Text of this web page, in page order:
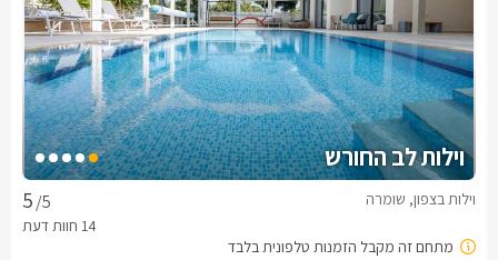
וילות לב החורש
/5 וילות בצפון, שומרה